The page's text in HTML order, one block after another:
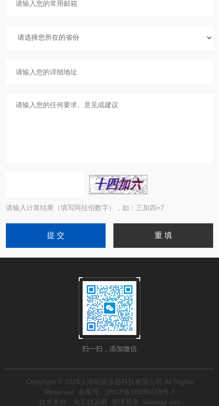
请输入计算结果（填写阿拉伯数字），如：三加四=7
扫一扫，添加微信
Copyright © 2026上海助蓝仪器科技有限公司 All Rights
Reserved
备案号：沪ICP备18030438号-3
技术支持： 化工仪器网 管理登录 sitemap.xml